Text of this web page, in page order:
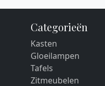
Categorieën
Kasten
Gloeilampen
Tafels
Zitmeubelen